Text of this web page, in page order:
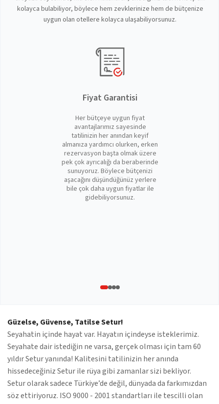
kolayca bulabiliyor, böylece hem zevklerinize hem de bütçenize
uygun olan otellere kolayca ulaşabiliyorsunuz.
Fiyat Garantisi
Her bütçeye uygun fiyat
avantajlarımız sayesinde
tatilinizin her anından keyif
almanıza yardımcı olurken, erken
rezervasyon başta olmak üzere
pek çok ayrıcalığı da beraberinde
sunuyoruz. Böylece bütçenizi
aşacağını düşündüğünüz yerlere
bile çok daha uygun fiyatlar ile
gidebiliyorsunuz.
Güzelse, Güvense, Tatilse Setur!
Seyahatin içinde hayat var. Hayatın içindeyse isteklerimiz.
Seyahate dair istediğin ne varsa, gerçek olması için tam 60
yıldır Setur yanında! Kalitesini tatilinizin her anında
hissedeceğiniz Setur ile rüya gibi zamanlar sizi bekliyor.
Setur olarak sadece Türkiye’de değil, dünyada da farkımızdan
söz ettiriyoruz. ISO 9000 - 2001 standartları ile tescilli olan